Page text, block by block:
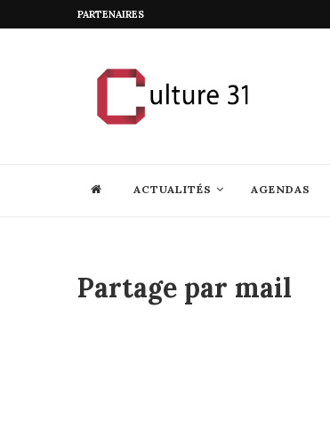
PARTENAIRES
ACTUALITÉS AGENDAS
Partage par mail